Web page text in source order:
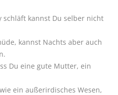
schläft kannst Du selber nicht
kannst Nachts aber auch
Du eine gute Mutter, ein
ein außerirdisches Wesen,